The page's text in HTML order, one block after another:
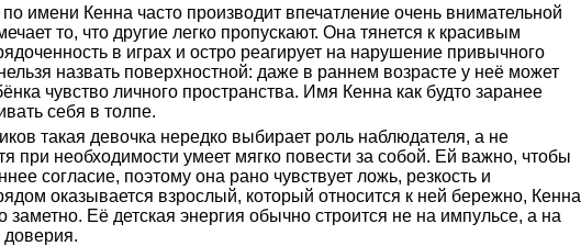
имени Кенна часто производит впечатление очень внимательной
то, что другие легко пропускают. Она тянется к красивым
в играх и остро реагирует на нарушение привычного
назвать поверхностной: даже в раннем возрасте у неё может
чувство личного пространства. Имя Кенна как будто заранее
себя в толпе.
такая девочка нередко выбирает роль наблюдателя, а не
при необходимости умеет мягко повести за собой. Ей важно, чтобы
согласие, поэтому она рано чувствует ложь, резкость и
оказывается взрослый, который относится к ней бережно, Кенна
заметно. Её детская энергия обычно строится не на импульсе, а на